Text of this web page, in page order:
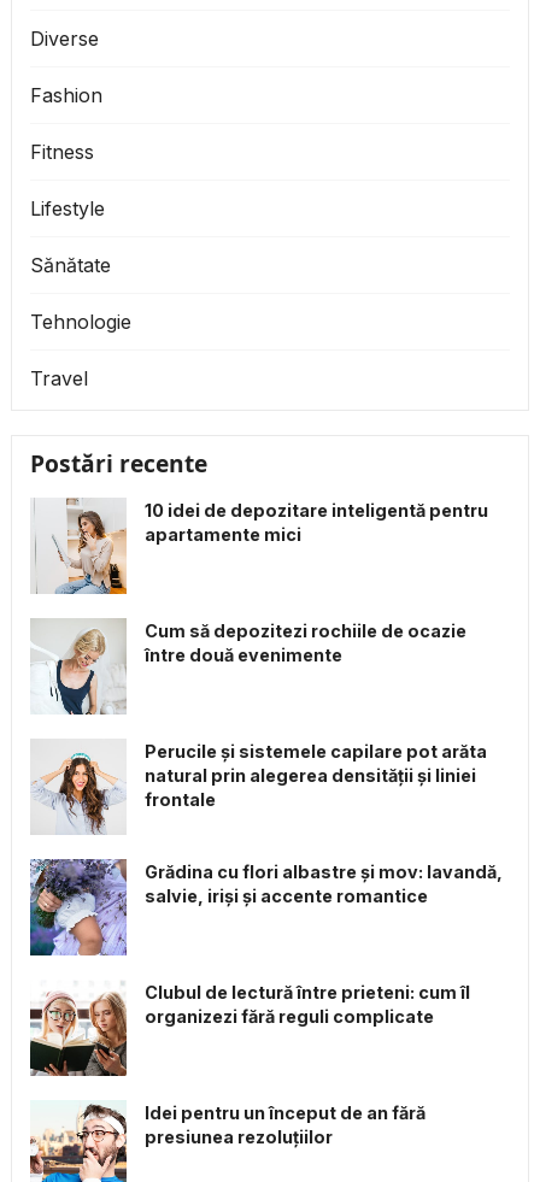
Diverse
Fashion
Fitness
Lifestyle
Sănătate
Tehnologie
Travel
Postări recente
10 idei de depozitare inteligentă pentru
apartamente mici
Cum să depozitezi rochiile de ocazie
între două evenimente
Perucile și sistemele capilare pot arăta
natural prin alegerea densității și liniei
frontale
Grădina cu flori albastre și mov: lavandă,
salvie, iriși și accente romantice
Clubul de lectură între prieteni: cum îl
organizezi fără reguli complicate
Idei pentru un început de an fără
presiunea rezoluțiilor